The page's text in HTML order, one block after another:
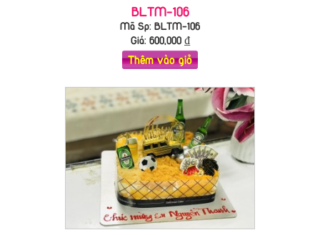
BLTM-106
Mã Sp: BLTM-106
Giá: 600,000₫
Thêm vào giỏ